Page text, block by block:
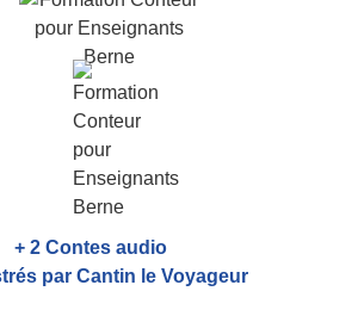
+ 2 Contes audio
par Cantin le Voyageur